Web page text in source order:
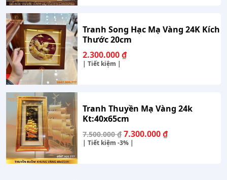
Tranh Song Hạc Mạ Vàng 24K Kích
Thước 20cm
2.300.000₫
| Tiết kiệm |
Tranh Thuyền Mạ Vàng 24k
Kt:40x65cm
7.500.000₫Giá
gốc
7.300.000₫Giá
| Tiết kiệm-3% |